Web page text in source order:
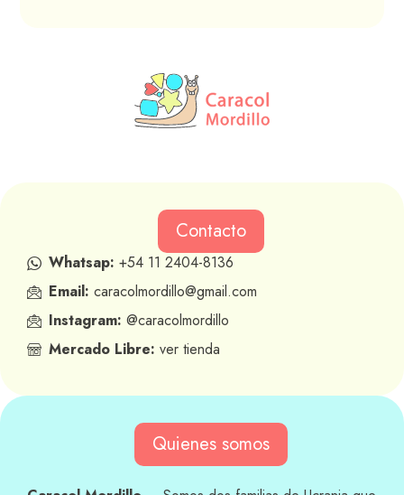
Quienes somos
Contacto
Whatsap: +54 11 2404-8136
Email: caracolmordillo@gmail.com
Instagram: @caracolmordillo
Mercado Libre: ver tienda